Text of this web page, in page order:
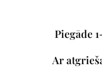
Piegāde
Ar